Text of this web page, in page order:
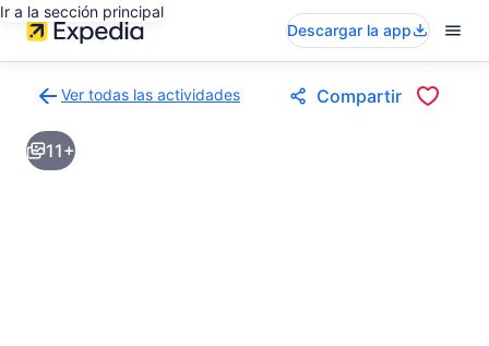
Ir a la sección principal
Descargar la app
Ver todas las actividades
a
la
página
Compartir
11+